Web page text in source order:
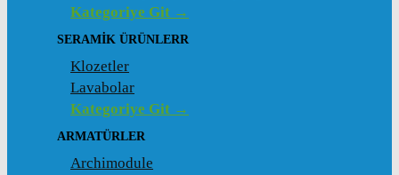
Kategoriye Git →
SERAMIK ÜRÜNLERR
Klozetler
Lavabolar
Kategoriye Git →
ARMATÜRLER
Archimodule